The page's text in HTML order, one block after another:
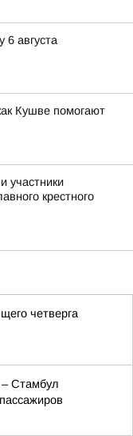
6 августа
Кушве помогают
участники
крестного
четверга
– Стамбул